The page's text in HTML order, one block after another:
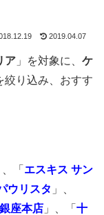
2019.04.07
ア 」を対象に、 ケ
絞り込み、おすす
、「 エスキス サン
ウリスタ 」、
座本店 」、「 十